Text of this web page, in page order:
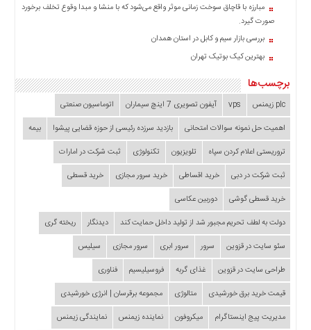
مبارزه با قاچاق سوخت زمانی موثر واقع می‌شود که با منشا و مبدا وقوع تخلف برخورد
صورت گیرد.
بررسی بازار سیم و کابل در استان همدان
بهترین کیک بوتیک تهران
برچسب‌ها
plc زیمنس vps آیفون تصویری 7 اینچ سیماران
اتوماسیون صنعتی
اهمیت حل نمونه سوالات امتحانی
بازدید سرزده‌ رئیسی از حوزه قضایی ‌پیشوا
بیمه
تروریستی اعلام کردن سپاه
تلویزیون تکنولوژی
ثبت شرکت در امارات
ثبت شرکت در دبی
خرید اقساطی خرید سرور مجازی
خرید قسطی
خرید قسطی گوشی
دوربین عکاسی
دولت به لطف تحریم مجبور شد از تولید داخل حمایت کند
دیدنگار
ریخته گری
سئو سایت در قزوین
سرور سرور ابری سرور مجازی
سیلیس
طراحی سایت در قزوین
غذای گربه فروسیلیسیم
فناوری
قیمت خرید برق خورشیدی
متالوژی
مجموعه برقرسان | انرژی خورشیدی
مدیریت پیج اینستاگرام
میکروفون نماینده زیمنس
نمایندگی زیمنس